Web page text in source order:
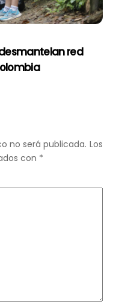
red
no será publicada. Los
con *